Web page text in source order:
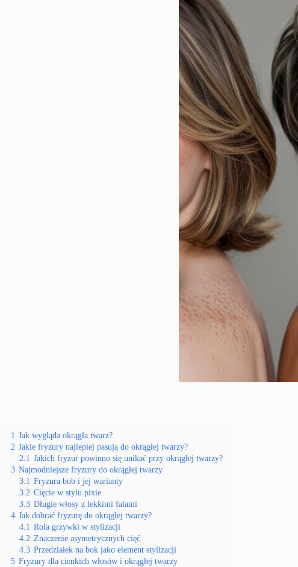
1 Jak wygląda okrągła twarz?
2 Jakie fryzury najlepiej pasują do okrągłej twarzy?
2.1 Jakich fryzur powinno się unikać przy okrągłej twarzy?
3 Najmodniejsze fryzury do okrągłej twarzy
3.1 Fryzura bob i jej warianty
3.2 Cięcie w stylu pixie
3.3 Długie włosy z lekkimi falami
4 Jak dobrać fryzurę do okrągłej twarzy?
4.1 Rola grzywki w stylizacji
4.2 Znaczenie asymetrycznych cięć
4.3 Przedziałek na bok jako element stylizacji
5 Fryzury dla cienkich włosów i okrągłej twarzy